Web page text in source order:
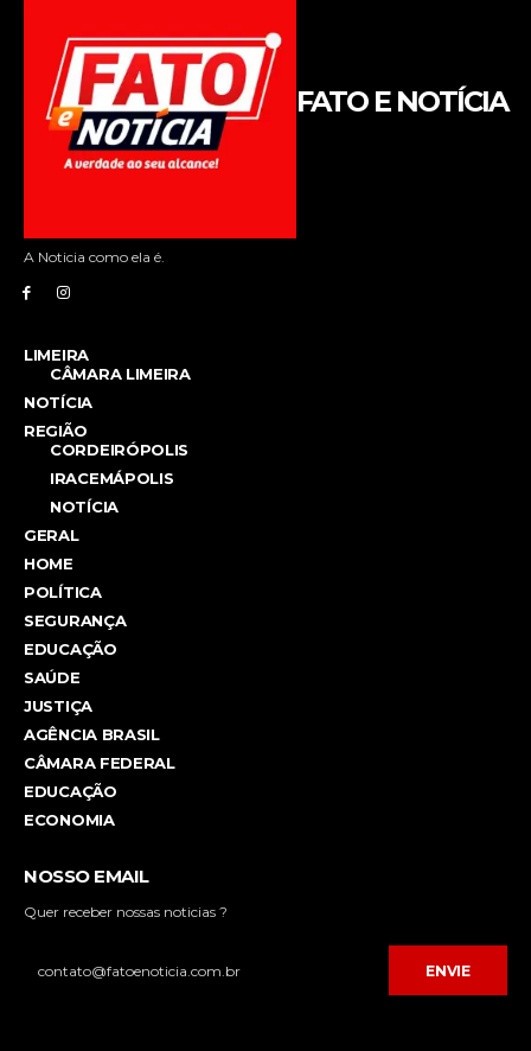
FATO E NOTÍCIA
A Noticia como ela é.
LIMEIRA
CÂMARA LIMEIRA
NOTÍCIA
REGIÃO
CORDEIRÓPOLIS
IRACEMÁPOLIS
NOTÍCIA
GERAL
HOME
POLÍTICA
SEGURANÇA
EDUCAÇÃO
SAÚDE
JUSTIÇA
AGÊNCIA BRASIL
CÂMARA FEDERAL
EDUCAÇÃO
ECONOMIA
NOSSO EMAIL
Quer receber nossas noticias ?
ENVIE